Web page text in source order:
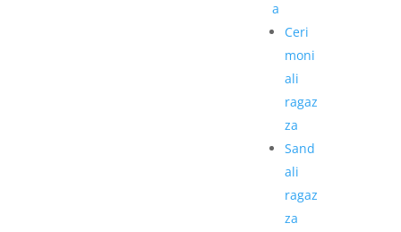
a
Ceri
moni
ali
ragaz
za
Sand
ali
ragaz
za